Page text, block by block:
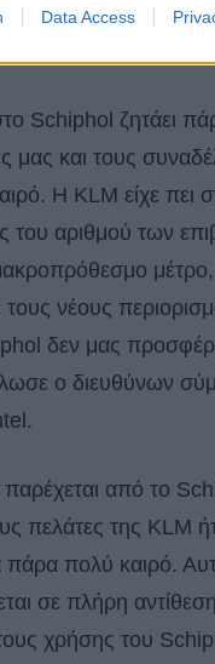
Data Access
μαζί μας μετά τη
Schiphol ζητάει
μας και τους
Η KLM είχε πει
του αριθμού των
τους νέους
δεν μας
ο διευθύνων
από το
πελάτες της KLM
πολύ καιρό.
σε πλήρη
χρήσης του